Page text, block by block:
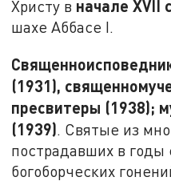
Христу в начале XVII
шахе Аббасе I.
(1931),
пресвитеры (1938);
(1939). Святые из
пострадавших в годы
богоборческих